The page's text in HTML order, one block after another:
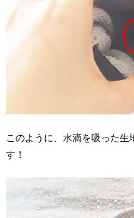
このように、水滴を吸った生
す！